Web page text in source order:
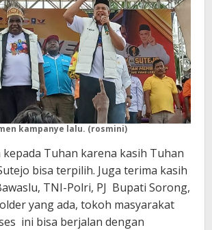
kampanye lalu. (rosmini)
kepada Tuhan karena kasih Tuhan
bisa terpilih. Juga terima kasih
TNI-Polri, PJ Bupati Sorong,
yang ada, tokoh masyarakat
ini bisa berjalan dengan